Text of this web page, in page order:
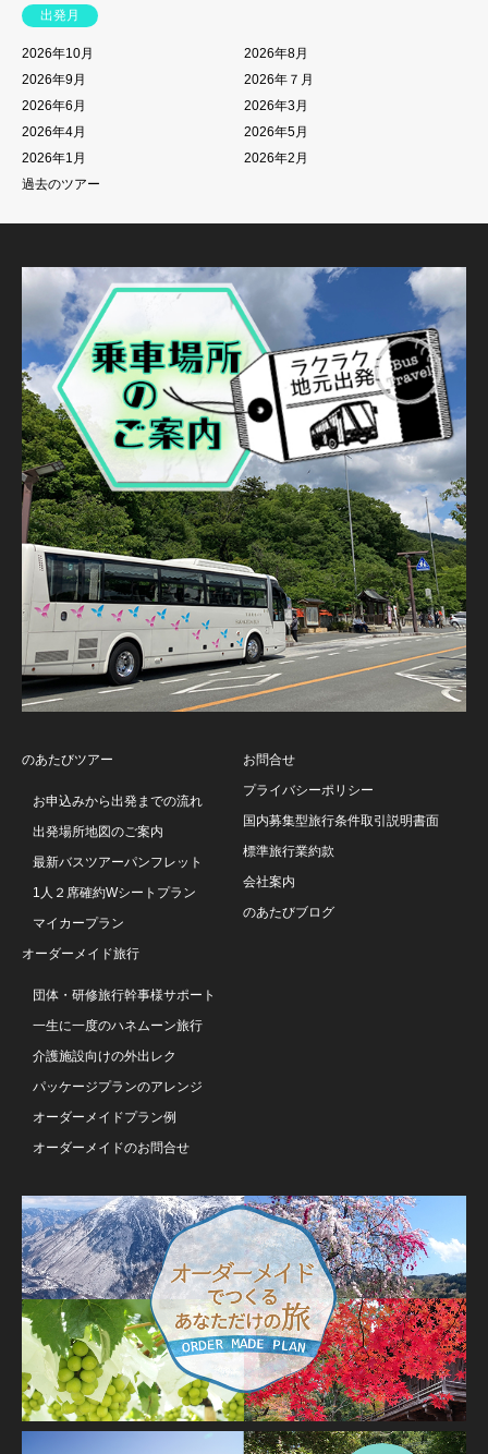
出発月
2026年10月
2026年8月
2026年9月
2026年７月
2026年6月
2026年3月
2026年4月
2026年5月
2026年1月
2026年2月
過去のツアー
のあたびツアー
お申込みから出発までの流れ
出発場所地図のご案内
最新バスツアーパンフレット
1人２席確約Wシートプラン
マイカープラン
オーダーメイド旅行
団体・研修旅行幹事様サポート
一生に一度のハネムーン旅行
介護施設向けの外出レク
パッケージプランのアレンジ
オーダーメイドプラン例
オーダーメイドのお問合せ
お問合せ
プライバシーポリシー
国内募集型旅行条件取引説明書面
標準旅行業約款
会社案内
のあたびブログ